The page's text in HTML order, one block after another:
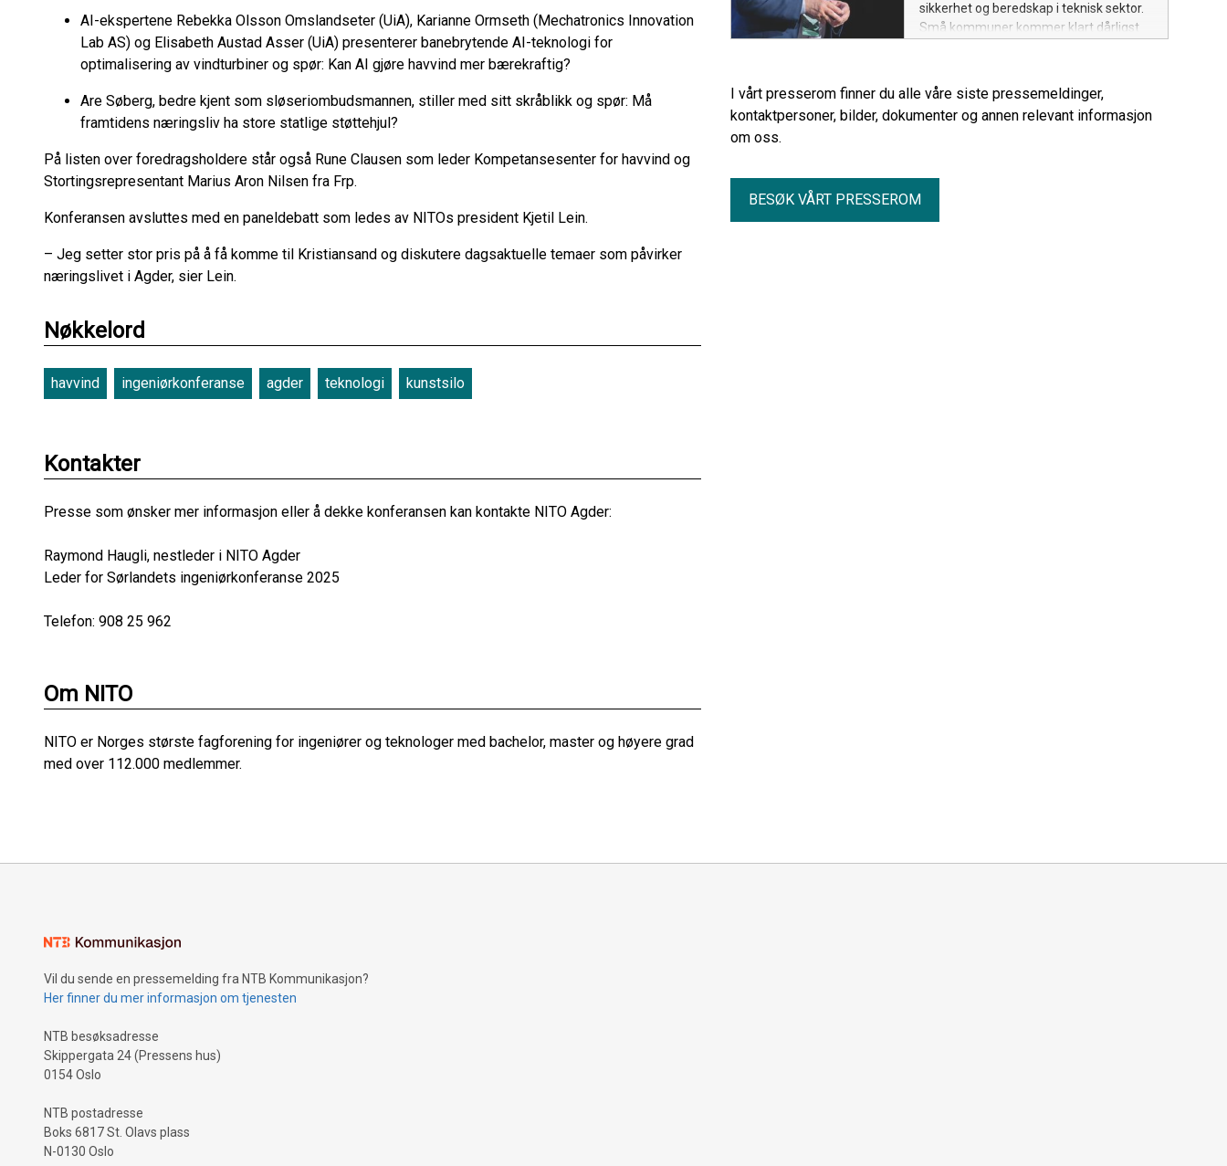
AI-ekspertene Rebekka Olsson Omslandseter (UiA), Karianne Ormseth (Mechatronics Innovation
Lab AS) og Elisabeth Austad Asser (UiA) presenterer banebrytende AI-teknologi for
optimalisering av vindturbiner og spør: Kan AI gjøre havvind mer bærekraftig?
Are Søberg, bedre kjent som sløseriombudsmannen, stiller med sitt skråblikk og spør: Må
framtidens næringsliv ha store statlige støttehjul?
På listen over foredragsholdere står også Rune Clausen som leder Kompetansesenter for havvind og
Stortingsrepresentant Marius Aron Nilsen fra Frp.
Konferansen avsluttes med en paneldebatt som ledes av NITOs president Kjetil Lein.
– Jeg setter stor pris på å få komme til Kristiansand og diskutere dagsaktuelle temaer som påvirker
næringslivet i Agder, sier Lein.
Nøkkelord
havvind ingeniørkonferanse agder teknologi kunstsilo
Kontakter
Presse som ønsker mer informasjon eller å dekke konferansen kan kontakte NITO Agder:
Raymond Haugli, nestleder i NITO Agder
Leder for Sørlandets ingeniørkonferanse 2025
Telefon: 908 25 962
Om NITO
NITO er Norges største fagforening for ingeniører og teknologer med bachelor, master og høyere grad
med over 112.000 medlemmer.
sikkerhet og beredskap i teknisk sektor.
Små kommuner kommer klart dårligst
I vårt presserom finner du alle våre siste pressemeldinger,
kontaktpersoner, bilder, dokumenter og annen relevant informasjon
om oss.
BESØK VÅRT PRESSEROM
Vil du sende en pressemelding fra NTB Kommunikasjon?
Her finner du mer informasjon om tjenesten
NTB besøksadresse
Skippergata 24 (Pressens hus)
0154 Oslo
NTB postadresse
Boks 6817 St. Olavs plass
N-0130 Oslo